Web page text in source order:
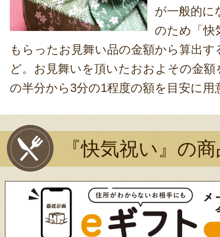
が一般的に
のため「快
もらったお見舞い品の金額から算出
ど。お見舞いを頂いたおおよその金
の半分から3分の1程度の額を目安に用
『快気祝い』の